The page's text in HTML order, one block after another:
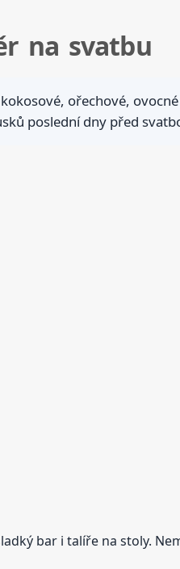
na svatbu
ořechové,
poslední dny před
bar i talíře na stoly.